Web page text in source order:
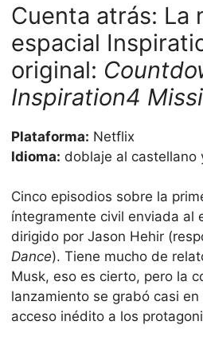
Cuenta atrás: La
espacial
original:
Inspiration4
Plataforma: Netflix
Idioma: doblaje al castellano
Cinco episodios sobre la
íntegramente civil enviada al
dirigido por Jason Hehir
Dance). Tiene mucho de
Musk, eso es cierto, pero la
lanzamiento se grabó casi
acceso inédito a los